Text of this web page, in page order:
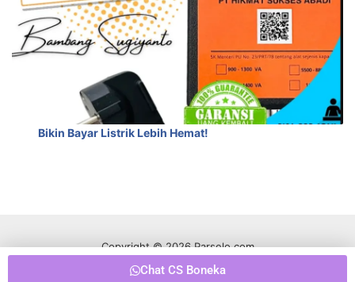
Bikin Bayar Listrik Lebih Hemat!
Copyright © 2026 Parselo.com
Chat CS Boneka